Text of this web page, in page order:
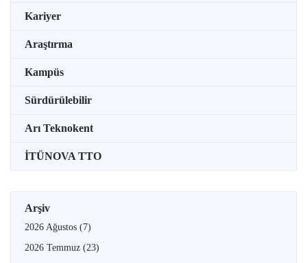
Kariyer
Araştırma
Kampüs
Sürdürülebilir
Arı Teknokent
İTÜNOVA TTO
Arşiv
2026 Ağustos (7)
2026 Temmuz (23)